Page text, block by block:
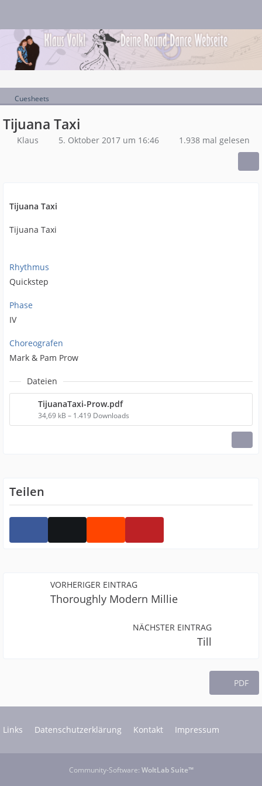
Cuesheets
Tijuana Taxi
Klaus 5. Oktober 2017 um 16:46 1.938 mal gelesen
Tijuana Taxi
Tijuana Taxi
Rhythmus
Quickstep
Phase
IV
Choreografen
Mark & Pam Prow
Dateien
TijuanaTaxi-Prow.pdf
34,69 kB – 1.419 Downloads
Teilen
VORHERIGER EINTRAG
Thoroughly Modern Millie
NÄCHSTER EINTRAG
Till
PDF
Links Datenschutzerklärung Kontakt Impressum
Community-Software: WoltLab Suite™